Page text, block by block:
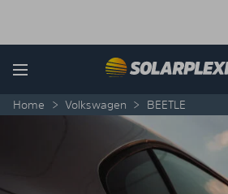
Menu
Home > Volkswagen > BEETLE